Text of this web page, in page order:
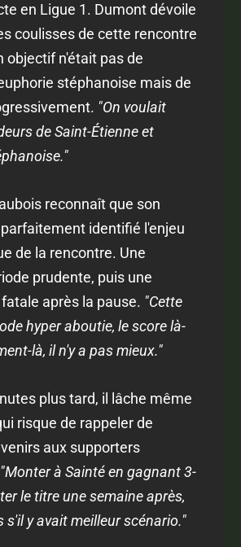
en Ligue 1. Dumont dévoile
coulisses de cette rencontre
objectif n'était pas de
stéphanoise mais de
"On voulait
de Saint-Étienne et
reconnaît que son
identifié l'enjeu
de la rencontre. Une
prudente, puis une
après la pause. "Cette
hyper aboutie, le score là-
là, il n'y a pas mieux."
plus tard, il lâche même
risque de rappeler de
aux supporters
"Monter à Sainté en gagnant 3-
le titre une semaine après,
s'il y avait meilleur scénario."